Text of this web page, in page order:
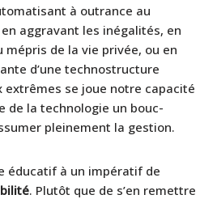
à outrance au
aggravant les inégalités, en
mépris de la vie privée, ou en
d’une technostructure
extrêmes se joue notre capacité
de la technologie un bouc-
pleinement la gestion.
éducatif à un impératif de
. Plutôt que de s’en remettre